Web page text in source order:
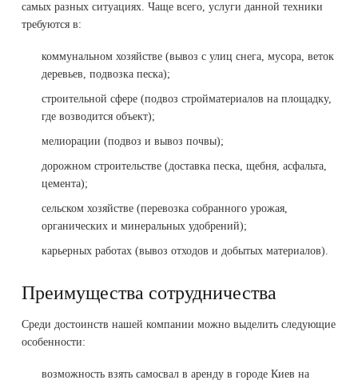
самых разных ситуациях. Чаще всего, услуги данной техники
требуются в:
коммунальном хозяйстве (вывоз с улиц снега, мусора, веток
деревьев, подвозка песка);
строительной сфере (подвоз стройматериалов на площадку,
где возводится объект);
мелиорации (подвоз и вывоз почвы);
дорожном строительстве (доставка песка, щебня, асфальта,
цемента);
сельском хозяйстве (перевозка собранного урожая,
органических и минеральных удобрений);
карьерных работах (вывоз отходов и добытых материалов).
Преимущества сотрудничества
Среди достоинств нашей компании можно выделить следующие
особенности:
возможность взять самосвал в аренду в городе Киев на